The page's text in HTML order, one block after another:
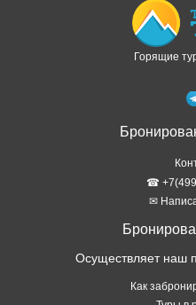
Горящие
☎
✉